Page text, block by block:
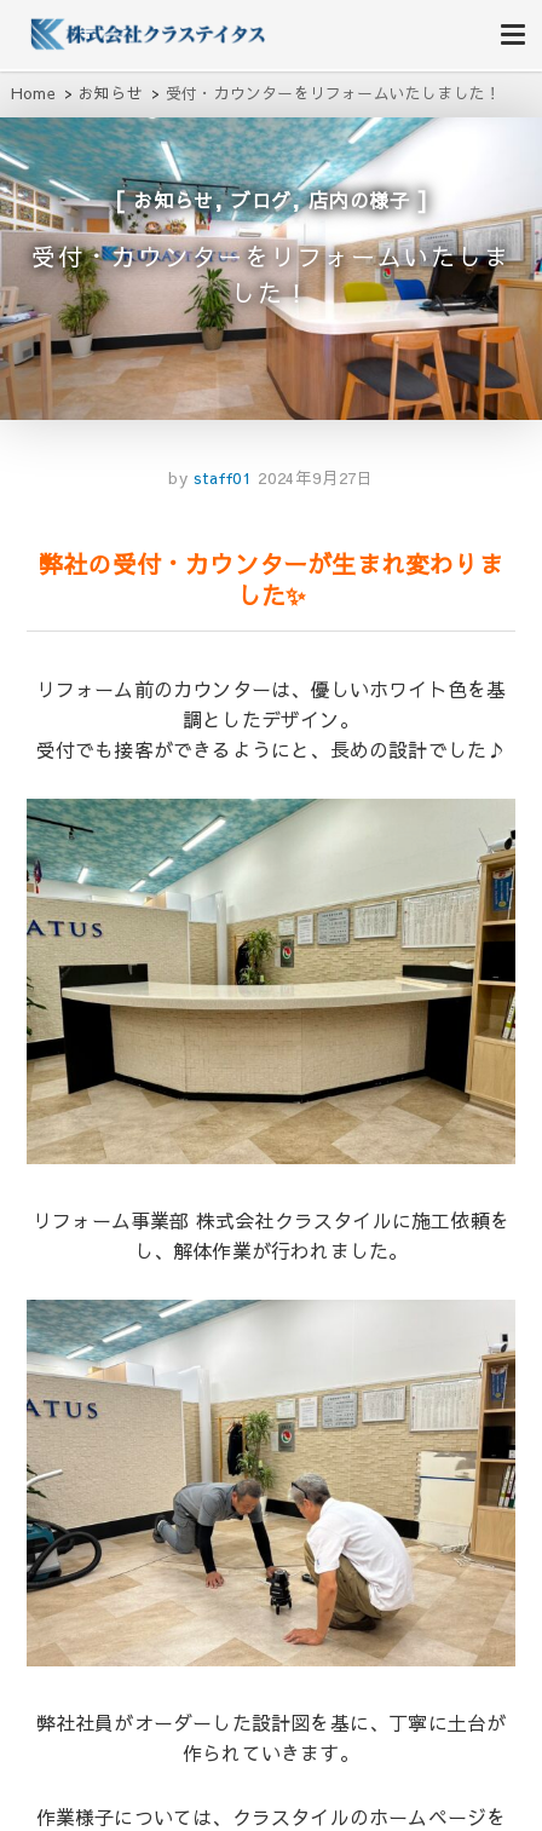
株式会社クラステイタス
地域のコミュニティーを大切にする企業
Home お知らせ 受付・カウンターをリフォームいたしました！
お知らせ,ブログ,店内の様子
受付・カウンターをリフォームいたしま
した！
by staff01 2024年9月27日
弊社の受付・カウンターが生まれ変わりま
した✨
リフォーム前のカウンターは、優しいホワイト色を基
調としたデザイン。
受付でも接客ができるようにと、長めの設計でした♪
リフォーム事業部 株式会社クラスタイルに施工依頼を
し、解体作業が行われました。
弊社社員がオーダーした設計図を基に、丁寧に土台が
作られていきます。
作業様子については、クラスタイルのホームページを